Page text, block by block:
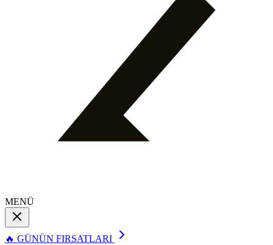
MENÜ
🔥 GÜNÜN FIRSATLARI